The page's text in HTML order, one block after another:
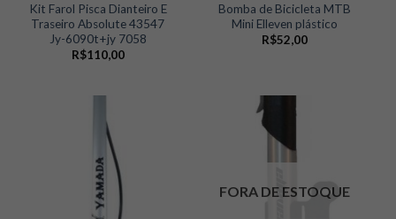
Kit Farol Pisca Dianteiro E
Traseiro Absolute 43547
Jy-6090t+jy 7058
R$110,00
Bomba de Bicicleta MTB
Mini Elleven plástico
R$52,00
FORA DE ESTOQUE